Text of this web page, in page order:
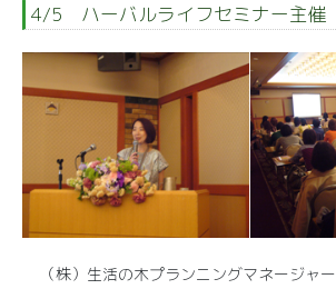
4/5 ハーバルライフセミナー主催
（株）生活の木プランニングマネージャ